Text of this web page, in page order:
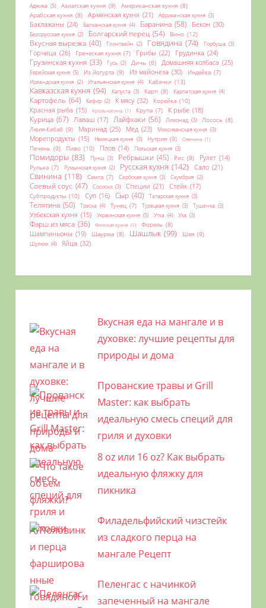
Аджика (5) Азиатская кухня (9) Американская кухня (8)
Арабская кухня (8) Армянская кухня (21) Африканская кухня (3)
Баклажаны (24) Балканская кухня (4) Баранина (58) Бекон (30)
Белорусская кухня (2) Болгарский перец (54) Вино (12)
Вкусная вырезка (40) Глинтвейн (2) Говядина (74) Горбуша (3)
Горчица (26) Греческая кухня (7) Грибы (22) Грудинка (24)
Грузинская кухня (33) Гусь (2) Дичь (6) Домашняя колбаса (25)
Еврейская кухня (5) Из йогурта (9) Из майонеза (30) Индейка (7)
Ирландская кухня (2) Итальянская кухня (4) Кабачки (13)
Кавказская кухня (94) Капуста (3) Карп (8) Карпатская кухня (4)
Картофель (64) Кефир (2) К мясу (32) Корейка (10)
Красная рыба (15) Крольчатина (1) Крупа (7) К рыбе (18)
Курица (67) Лаваш (17) Лайфхаки (56) Лимонад (3) Лосось (8)
Люля-Кебаб (9) Маринад (25) Мед (23) Мексиканская кухня (3)
Морепродукты (15) Немецкая кухня (3) Нутрия (9) Оленина (1)
Печень (9) Пиво (10) Плов (14) Польская кухня (3)
Помидоры (83) Пунш (3) Ребрышки (45) Рис (9) Рулет (14)
Рулька (7) Румынская кухня (2) Русская кухня (142) Сало (21)
Свинина (118) Семга (7) Сербская кухня (3) Скумбрия (2)
Соевый соус (47) Сосиски (3) Специи (21) Стейк (17)
Субпродукты (10) Суп (16) Сыр (40) Татарская кухня (3)
Телятина (50) Треска (4) Тунец (7) Турецкая кухня (3) Тушенка (3)
Узбекская кухня (15) Украинская кухня (5) Утка (4) Уха (3)
Фарш из мяса (36) Финская кухня (1) Форель (8)
Шампиньоны (19) Шаурма (8) Шашлык (99) Шея (9)
Шулюм (4) Яйца (32)
Вкусная еда на мангале и в
духовке: лучшие рецепты для
природы и дома
Прованские травы и Grill
Master: как выбрать
идеальную смесь специй для
гриля и духовки
8 oz или 16 oz? Как выбрать
идеальную фляжку для
пикника
Филадельфийский чизстейк
из сладкого перца на
мангале Рецепт
Пеленгас с начинкой
запеченный на мангале